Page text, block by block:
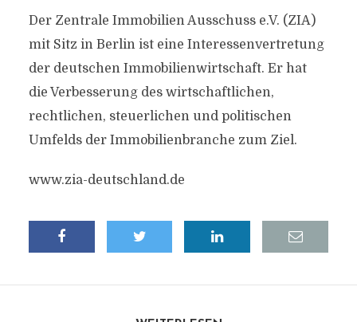
Der Zentrale Immobilien Ausschuss e.V. (ZIA)
mit Sitz in Berlin ist eine Interessenvertretung
der deutschen Immobilienwirtschaft. Er hat
die Verbesserung des wirtschaftlichen,
rechtlichen, steuerlichen und politischen
Umfelds der Immobilienbranche zum Ziel.
www.zia-deutschland.de